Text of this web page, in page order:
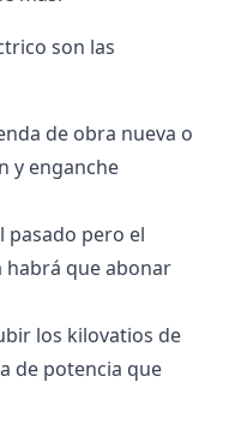
son las
de obra nueva o
y enganche
pasado pero el
habrá que abonar
los kilovatios de
de potencia que